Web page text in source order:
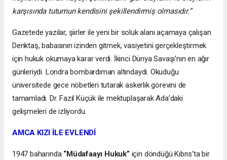
karşısında tutumun kendisini şekillendirmiş olmasıdır.”
Gazetede yazılar, şiirler ile yeni bir soluk alanı açamaya çalışan
Denktaş, babasının izinden gitmek, vasiyetini gerçekleştirmek
için hukuk okumaya karar verdi. İkinci Dünya Savaşı’nın en ağır
günleriydi. Londra bombardıman altındaydı. Okuduğu
üniversitede gece nöbetleri tutarak askerlik görevini de
tamamladı. Dr. Fazıl Küçük ile mektuplaşarak Ada’daki
gelişmeleri de izliyordu.
AMCA KIZI İLE EVLENDİ
1947 baharında “Müdafaayı Hukuk” için döndüğü Kıbrıs’ta bir